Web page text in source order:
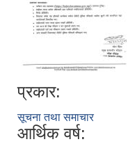
प्रकार:
सूचना तथा समाचार
आर्थिक वर्ष: